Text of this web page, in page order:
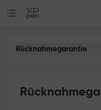
Rücknahmegarantie